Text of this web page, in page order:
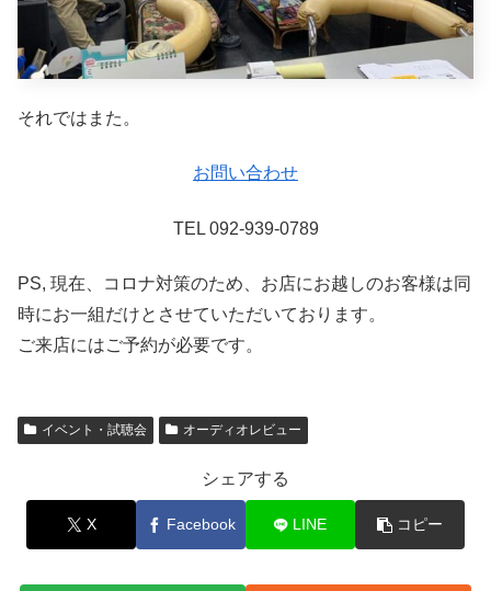
それではまた。
お問い合わせ
TEL 092-939-0789
PS, 現在、コロナ対策のため、お店にお越しのお客様は同
時にお一組だけとさせていただいております。
ご来店にはご予約が必要です。
イベント・試聴会 オーディオレビュー
シェアする
X Facebook LINE コピー